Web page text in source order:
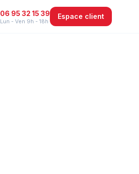
06 95 32 15 39
Lun - Ven 9h - 18h
Espace client